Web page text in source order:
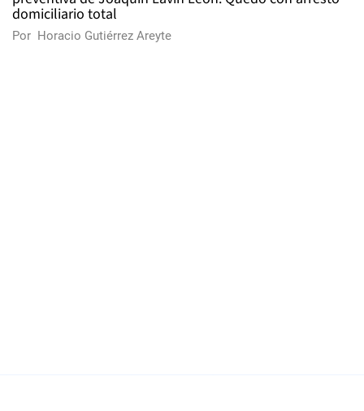
domiciliario total
Por Horacio Gutiérrez Areyte